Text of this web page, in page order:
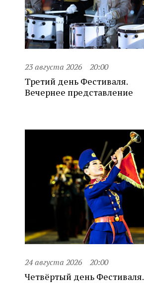
23 августа 2026 20:00
Третий день Фестиваля.
Вечернее представление
24 августа 2026 20:00
Четвёртый день Фестиваля.